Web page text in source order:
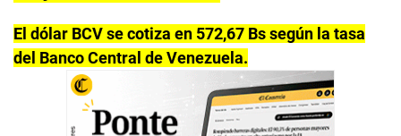
El dólar BCV se cotiza en 572,67 Bs según la tasa
del Banco Central de Venezuela.